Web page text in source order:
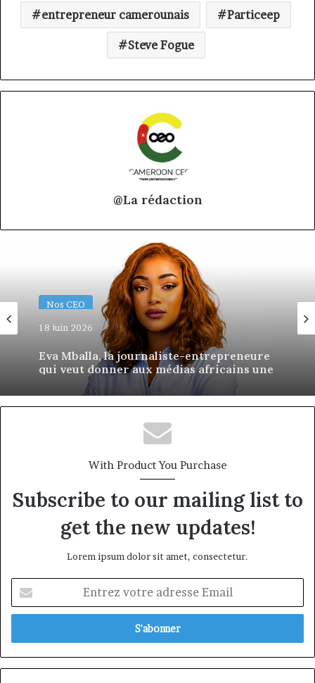
entrepreneur camerounais Particeep
Steve Fogue
@La rédaction
Nos CEO
18 juin 2026
Eva Mballa, la journaliste-entrepreneure
qui veut donner aux médias africains une
nouvelle saison
With Product You Purchase
Subscribe to our mailing list to
get the new updates!
Lorem ipsum dolor sit amet, consectetur.
votre
adresse